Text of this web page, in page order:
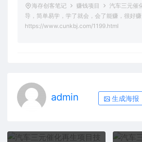
海存创客笔记 赚钱项目
汽车三元催
导，简单易学，学了就会，会了能赚，很好赚
https://www.cunkbj.com/1199.html
admin 生成海报